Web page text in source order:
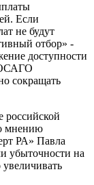
Если
не будут
отбор» -
доступности
сокращать
российской
мнению
РА» Павла
убыточности на